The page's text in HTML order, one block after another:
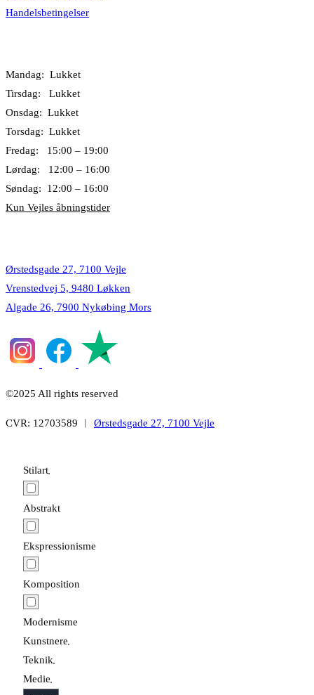
Handelsbetingelser
Mandag: Lukket
Tirsdag: Lukket
Onsdag: Lukket
Torsdag: Lukket
Fredag: 15:00 – 19:00
Lørdag: 12:00 – 16:00
Søndag: 12:00 – 16:00
Kun Vejles åbningstider
Ørstedsgade 27, 7100 Vejle
Vrenstedvej 5, 9480 Løkken
Algade 26, 7900 Nykøbing Mors
©2025 All rights reserved
CVR: 12703589 ︱ Ørstedsgade 27, 7100 Vejle
Stilart
Abstrakt
Ekspressionisme
Komposition
Modernisme
Kunstnere
Teknik
Medie